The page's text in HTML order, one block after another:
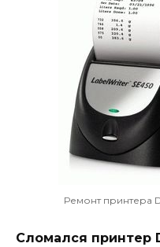
Ремонт принтера
Сломался принтер